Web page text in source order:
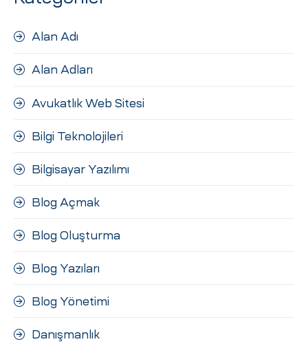
Alan Adı
Alan Adları
Avukatlık Web Sitesi
Bilgi Teknolojileri
Bilgisayar Yazılımı
Blog Açmak
Blog Oluşturma
Blog Yazıları
Blog Yönetimi
Danışmanlık